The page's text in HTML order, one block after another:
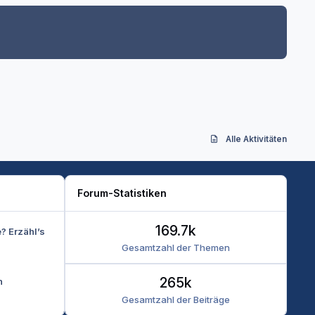
Alle Aktivitäten
Erzähl’s
Forum-Statistiken
Gesamtzahl der Themen
169.7k
Gesamtzahl der Beiträge
265k